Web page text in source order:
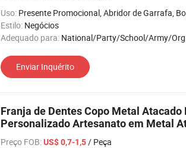
Uso: Presente Promocional, Abridor de Garrafa, Bolsa para Moeda, Porta-Retratos, Feriado, Relógio de Pulso, Bússola,
Estilo: Negócios
Adequado para: National/Party/School/Army/Organization/Medie
Enviar Inquérito
Franja de Dentes Copo Metal
Personalizado Artesanato em Metal
Chave Chaveiro
Preço FOB:US$ 0,7-1,5/ Peça